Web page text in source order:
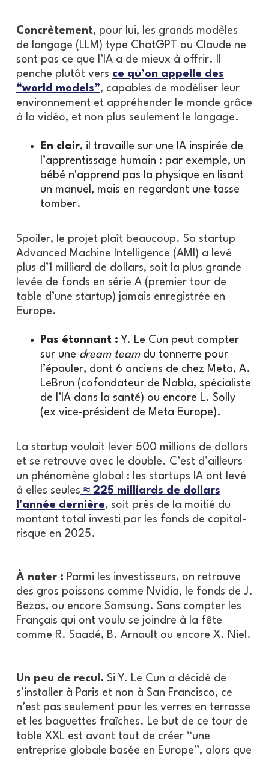
Concrètement, pour lui, les grands modèles
de langage (LLM) type ChatGPT ou Claude ne
sont pas ce que l’IA a de mieux à offrir. Il
penche plutôt vers ce qu’on appelle des
“world models”, capables de modéliser leur
environnement et appréhender le monde grâce
à la vidéo, et non plus seulement le langage.
En clair, il travaille sur une IA inspirée de
l’apprentissage humain : par exemple, un
bébé n'apprend pas la physique en lisant
un manuel, mais en regardant une tasse
tomber.
Spoiler, le projet plaît beaucoup. Sa startup
Advanced Machine Intelligence (AMI) a levé
plus d’1 milliard de dollars, soit la plus grande
levée de fonds en série A (premier tour de
table d’une startup) jamais enregistrée en
Europe.
Pas étonnant : Y. Le Cun peut compter
sur une dream teamdu tonnerre pour
l’épauler, dont 6 anciens de chez Meta, A.
LeBrun (cofondateur de Nabla, spécialiste
de l’IA dans la santé) ou encore L. Solly
(ex vice-président de Meta Europe).
La startup voulait lever 500 millions de dollars
et se retrouve avec le double. C’est d’ailleurs
un phénomène global : les startups IA ont levé
à elles seules ≈ 225 milliards de dollars
l'année dernière, soit près de la moitié du
montant total investi par les fonds de capital-
risque en 2025.
À noter : Parmi les investisseurs, on retrouve
des gros poissons comme Nvidia, le fonds de J.
Bezos, ou encore Samsung. Sans compter les
Français qui ont voulu se joindre à la fête
comme R. Saadé, B. Arnault ou encore X. Niel.
Un peu de recul. Si Y. Le Cun a décidé de
s’installer à Paris et non à San Francisco, ce
n’est pas seulement pour les verres en terrasse
et les baguettes fraîches. Le but de ce tour de
table XXL est avant tout de créer “une
entreprise globale basée en Europe”, alors que